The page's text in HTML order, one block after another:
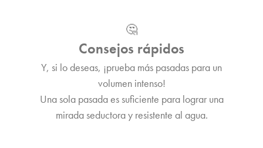
🤔
Consejos rápidos
Y, si lo deseas, ¡prueba más pasadas para un
volumen intenso!
Una sola pasada es suficiente para lograr una
mirada seductora y resistente al agua.